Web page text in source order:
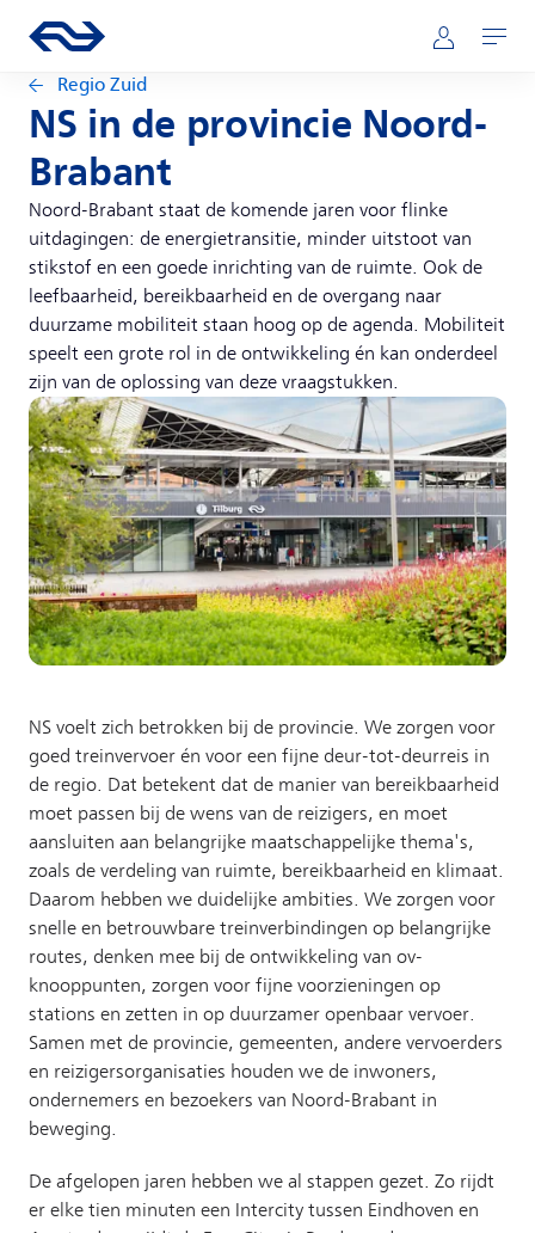
Hoofdnavigatie
Ga naar de homepage van ns.nl Mijn NS
Openen
Regio Zuid
NS in de provincie Noord-
Brabant
Noord-Brabant staat de komende jaren voor flinke
uitdagingen: de energietransitie, minder uitstoot van
stikstof en een goede inrichting van de ruimte. Ook de
leefbaarheid, bereikbaarheid en de overgang naar
duurzame mobiliteit staan hoog op de agenda. Mobiliteit
speelt een grote rol in de ontwikkeling én kan onderdeel
zijn van de oplossing van deze vraagstukken.